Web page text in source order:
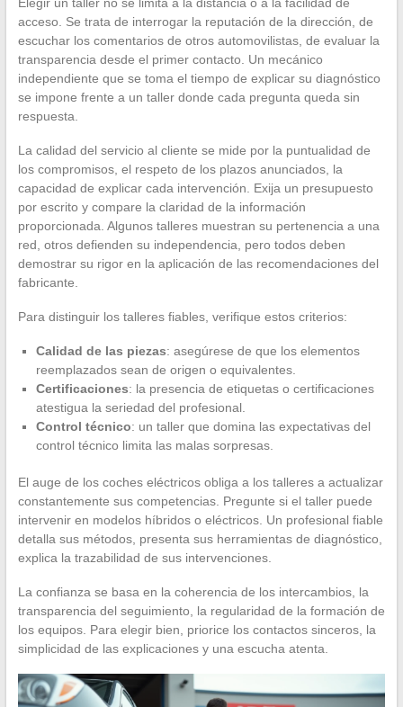
acceso. Se trata de interrogar la reputación de la dirección, de
escuchar los comentarios de otros automovilistas, de evaluar la
transparencia desde el primer contacto. Un mecánico
independiente que se toma el tiempo de explicar su diagnóstico
se impone frente a un taller donde cada pregunta queda sin
respuesta.
La calidad del servicio al cliente se mide por la puntualidad de
los compromisos, el respeto de los plazos anunciados, la
capacidad de explicar cada intervención. Exija un presupuesto
por escrito y compare la claridad de la información
proporcionada. Algunos talleres muestran su pertenencia a una
red, otros defienden su independencia, pero todos deben
demostrar su rigor en la aplicación de las recomendaciones del
fabricante.
Para distinguir los talleres fiables, verifique estos criterios:
Calidad de las piezas: asegúrese de que los elementos
reemplazados sean de origen o equivalentes.
Certificaciones: la presencia de etiquetas o certificaciones
atestigua la seriedad del profesional.
Control técnico: un taller que domina las expectativas del
control técnico limita las malas sorpresas.
El auge de los coches eléctricos obliga a los talleres a actualizar
constantemente sus competencias. Pregunte si el taller puede
intervenir en modelos híbridos o eléctricos. Un profesional fiable
detalla sus métodos, presenta sus herramientas de diagnóstico,
explica la trazabilidad de sus intervenciones.
La confianza se basa en la coherencia de los intercambios, la
transparencia del seguimiento, la regularidad de la formación de
los equipos. Para elegir bien, priorice los contactos sinceros, la
simplicidad de las explicaciones y una escucha atenta.